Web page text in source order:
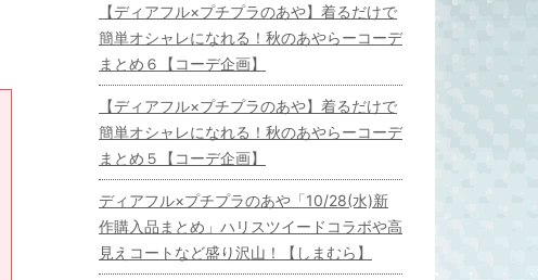
【ディアフル×プチプラのあや】着るだけで
簡単オシャレになれる！秋のあやらーコーデ
まとめ６【コーデ企画】
【ディアフル×プチプラのあや】着るだけで
簡単オシャレになれる！秋のあやらーコーデ
まとめ５【コーデ企画】
ディアフル×プチプラのあや「10/28(水)新
作購入品まとめ」ハリスツイードコラボや高
見えコートなど盛り沢山！【しまむら】